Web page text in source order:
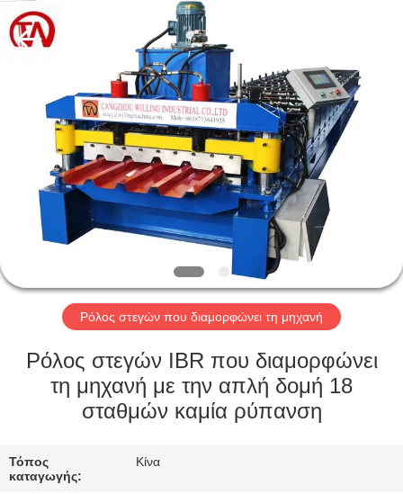
ΣΠΊΤΙ
ΠΡΟΪΌΝΤΑ
ΣΧΕΤΙΚΆ
ΕΜΆΣ
ΕΠΙΣΚΈΨΕΙΣ
ΣΤΟ
ΕΡΓΟΣΤΆΣΙΟ
ΠΟΙΌΤΗΤΑΣ
Cangzhou
Famous
International
Trading
Ρόλος στεγών που διαμορφώνει τη μηχανή
Ρόλος στεγών IBR που διαμορφώνει
τη μηχανή με την απλή δομή 18
σταθμών καμία ρύπανση
Τόπος
καταγωγής:
Κίνα